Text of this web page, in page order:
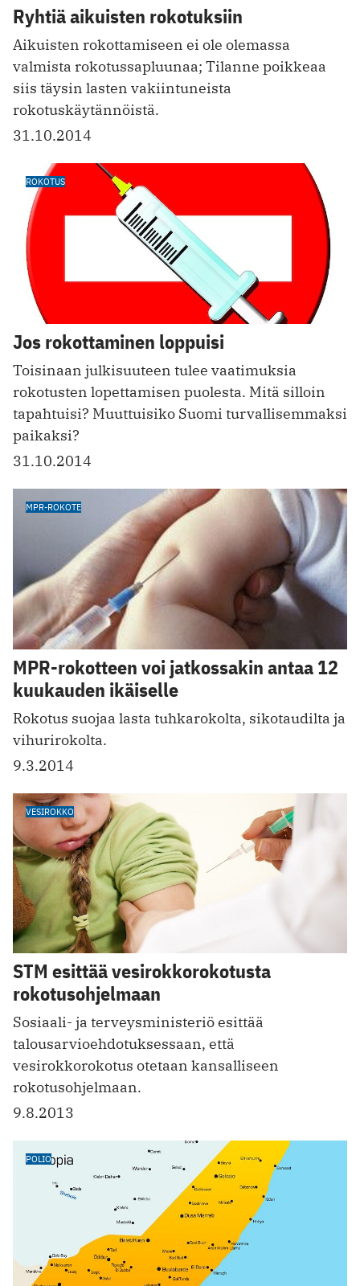
Ryhtiä aikuisten rokotuksiin
Aikuisten rokottamiseen ei ole olemassa
valmista rokotussapluunaa; Tilanne poikkeaa
siis täysin lasten vakiintuneista
rokotuskäytännöistä.
31.10.2014
ROKOTUS
Jos rokottaminen loppuisi
Toisinaan julkisuuteen tulee vaatimuksia
rokotusten lopettamisen puolesta. Mitä silloin
tapahtuisi? Muuttuisiko Suomi turvallisemmaksi
paikaksi?
31.10.2014
MPR-ROKOTE
MPR-rokotteen voi jatkossakin antaa 12
kuukauden ikäiselle
Rokotus suojaa lasta tuhkarokolta, sikotaudilta ja
vihurirokolta.
9.3.2014
VESIROKKO
STM esittää vesirokkorokotusta
rokotusohjelmaan
Sosiaali- ja terveysministeriö esittää
talousarvioehdotuksessaan, että
vesirokkorokotus otetaan kansalliseen
rokotusohjelmaan.
9.8.2013
POLIO